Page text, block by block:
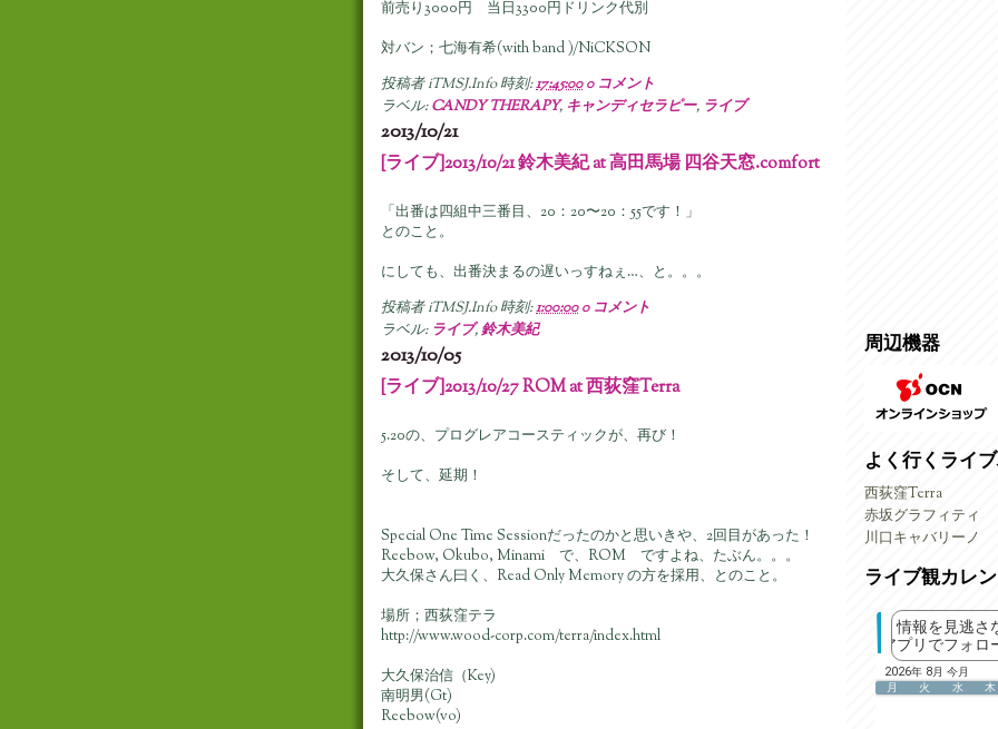
前売り3000円 当日3300円ドリンク代別
対バン；七海有希(with band )/NiCKSON
投稿者iTMSJ.Info 時刻:17:45:00 0 コメント
ラベル:CANDY THERAPY, キャンディセラピー, ライブ
2013/10/21
[ライブ]2013/10/21 鈴木美紀 at 高田馬場 四谷天窓.comfort
「出番は四組中三番目、20：20〜20：55です！」
とのこと。
にしても、出番決まるの遅いっすねぇ…、と。。。
投稿者iTMSJ.Info 時刻:1:00:00 0 コメント
ラベル: ライブ,鈴木美紀
2013/10/05
[ライブ]2013/10/27 ROM at 西荻窪Terra
5.20の、プログレアコースティックが、再び！
そして、延期！
Special One Time Sessionだったのかと思いきや、2回目があった！
Reebow, Okubo, Minami で、ROM ですよね、たぶん。。。
大久保さん曰く、Read Only Memory の方を採用、とのこと。
場所；西荻窪テラ
http://www.wood-corp.com/terra/index.html
大久保治信（Key)
南明男(Gt)
Reebow(vo)
周辺機器
よく行くライ
西荻窪Terra
赤坂グラフィティ
川口キャバリーノ
ライブ観カレ